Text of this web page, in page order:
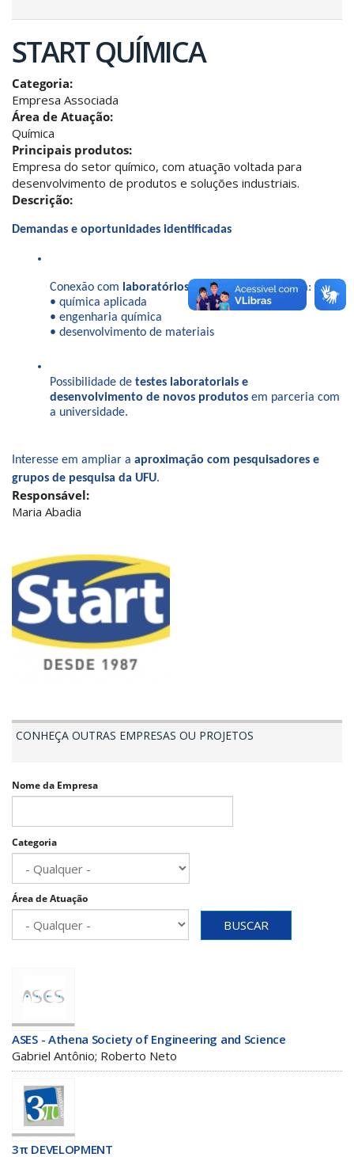
START QUÍMICA
Categoria:
Empresa Associada
Área de Atuação:
Química
Principais produtos:
Empresa do setor químico, com atuação voltada para
desenvolvimento de produtos e soluções industriais.
Descrição:
Demandas e oportunidades identificadas
Conexão com laboratórios da UFU
que atuam em:
• química aplicada
• engenharia química
• desenvolvimento de materiais
Possibilidade de testes laboratoriais e
desenvolvimento de novos produtos em parceria com
a universidade.
Interesse em ampliar a aproximação com pesquisadores e
grupos de pesquisa da UFU.
Responsável:
Maria Abadia
CONHEÇA OUTRAS EMPRESAS OU PROJETOS
Nome da Empresa
Categoria
Área de Atuação
BUSCAR
ASES - Athena Society of Engineering and Science
Gabriel Antônio; Roberto Neto
3π DEVELOPMENT